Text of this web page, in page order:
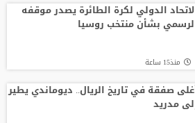
الدولي لكرة الطائرة يصدر موقفه
بشأن منتخب روسيا
منذ15 ساعة
صفقة في تاريخ الريال.. ديوماندي يطير
مدريد